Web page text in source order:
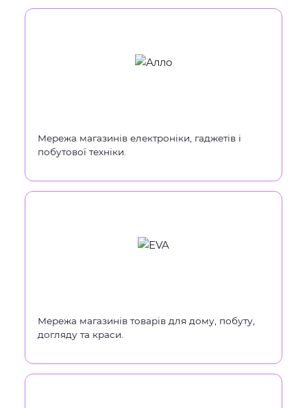
Мережа магазинів електроніки, гаджетів і
побутової техніки.
Мережа магазинів товарів для дому, побуту,
догляду та краси.